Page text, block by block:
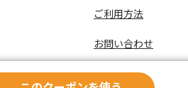
ご利用方法
お問い合わせ
プライバシーポリシー